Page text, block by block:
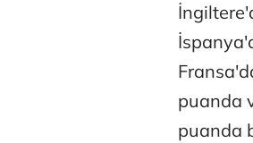
puanda
puanda